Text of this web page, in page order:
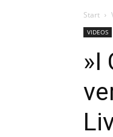
Start
VIDEOS
»I